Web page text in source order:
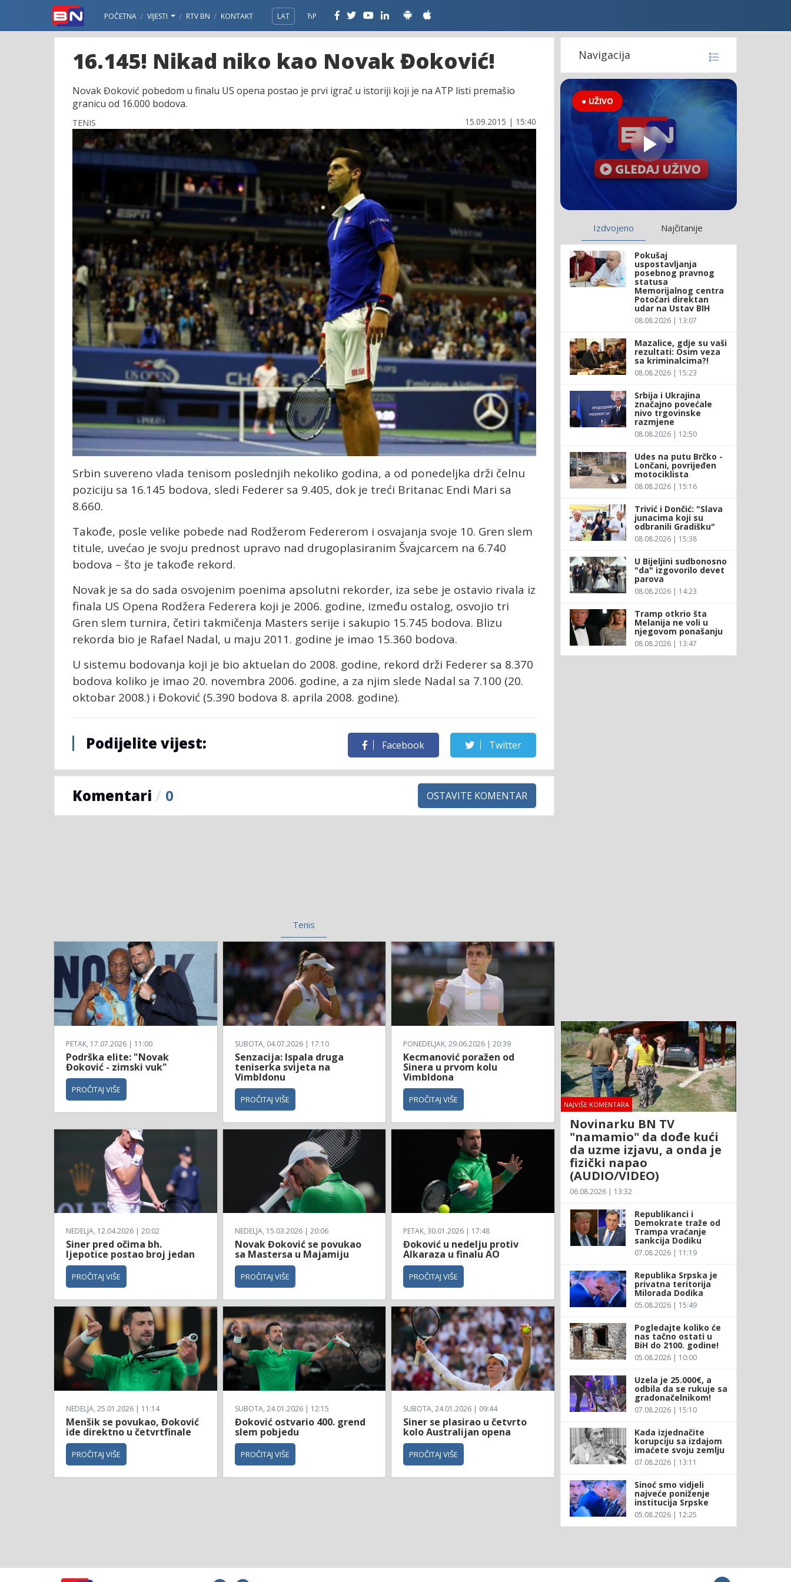
POČETNA VIJESTI RTV BN KONTAKT LAT ЋР
16.145! Nikad niko kao Novak Đoković!
Novak Đoković pobedom u finalu US opena postao je prvi igrač u istoriji koji je na ATP listi premašio
granicu od 16.000 bodova.
TENIS 15.09.2015 | 15:40
Srbin suvereno vlada tenisom poslednjih nekoliko godina, a od ponedeljka drži čelnu
poziciju sa 16.145 bodova, sledi Federer sa 9.405, dok je treći Britanac Endi Mari sa
8.660.
Takođe, posle velike pobede nad Rodžerom Federerom i osvajanja svoje 10. Gren slem
titule, uvećao je svoju prednost upravo nad drugoplasiranim Švajcarcem na 6.740
bodova – što je takođe rekord.
Novak je sa do sada osvojenim poenima apsolutni rekorder, iza sebe je ostavio rivala iz
finala US Opena Rodžera Federera koji je 2006. godine, između ostalog, osvojio tri
Gren slem turnira, četiri takmičenja Masters serije i sakupio 15.745 bodova. Blizu
rekorda bio je Rafael Nadal, u maju 2011. godine je imao 15.360 bodova.
U sistemu bodovanja koji je bio aktuelan do 2008. godine, rekord drži Federer sa 8.370
bodova koliko je imao 20. novembra 2006. godine, a za njim slede Nadal sa 7.100 (20.
oktobar 2008.) i Đoković (5.390 bodova 8. aprila 2008. godine).
Podijelite vijest: Facebook Twitter
Komentari / 0 OSTAVITE KOMENTAR
Tenis
PETAK, 17.07.2026 | 11:00
Podrška elite: "Novak
Đoković - zimski vuk"
PROČITAJ VIŠE
SUBOTA, 04.07.2026 | 17:10
Senzacija: Ispala druga
teniserka svijeta na
Vimbldonu
PROČITAJ VIŠE
PONEDELJAK, 29.06.2026 | 20:39
Kecmanović poražen od
Sinera u prvom kolu
Vimbldona
PROČITAJ VIŠE
NEDELJA, 12.04.2026 | 20:02
Siner pred očima bh.
ljepotice postao broj jedan
PROČITAJ VIŠE
NEDELJA, 15.03.2026 | 20:06
Novak Đoković se povukao
sa Mastersa u Majamiju
PROČITAJ VIŠE
PETAK, 30.01.2026 | 17:48
Đoković u nedelju protiv
Alkaraza u finalu AO
PROČITAJ VIŠE
NEDELJA, 25.01.2026 | 11:14
Menšik se povukao, Đoković
ide direktno u četvrtfinale
PROČITAJ VIŠE
SUBOTA, 24.01.2026 | 12:15
Đoković ostvario 400. grend
slem pobjedu
PROČITAJ VIŠE
SUBOTA, 24.01.2026 | 09:44
Siner se plasirao u četvrto
kolo Australijan opena
PROČITAJ VIŠE
Navigacija
● UŽIVO
Izdvojeno Najčitanije
Pokušaj
uspostavljanja
posebnog pravnog
statusa
Memorijalnog centra
Potočari direktan
udar na Ustav BIH
08.08.2026 | 13:07
Mazalice, gdje su vaši
rezultati: Osim veza
sa kriminalcima?!
08.08.2026 | 15:23
Srbija i Ukrajina
značajno povećale
nivo trgovinske
razmjene
08.08.2026 | 12:50
Udes na putu Brčko -
Lončani, povrijeđen
motociklista
08.08.2026 | 15:16
Trivić i Dončić: "Slava
junacima koji su
odbranili Gradišku"
08.08.2026 | 15:38
U Bijeljini sudbonosno
"da" izgovorilo devet
parova
08.08.2026 | 14:23
Tramp otkrio šta
Melanija ne voli u
njegovom ponašanju
08.08.2026 | 13:47
NAJVIŠE KOMENTARA
Novinarku BN TV
"namamio" da dođe kući
da uzme izjavu, a onda je
fizički napao
(AUDIO/VIDEO)
06.08.2026 | 13:32
Republikanci i
Demokrate traže od
Trampa vraćanje
sankcija Dodiku
07.08.2026 | 11:19
Republika Srpska je
privatna teritorija
Milorada Dodika
05.08.2026 | 15:49
Pogledajte koliko će
nas tačno ostati u
BiH do 2100. godine!
05.08.2026 | 10:00
Uzela je 25.000€, a
odbila da se rukuje sa
gradonačelnikom!
07.08.2026 | 15:10
Kada izjednačite
korupciju sa izdajom
imaćete svoju zemlju
07.08.2026 | 13:11
Sinoć smo vidjeli
najveće poniženje
institucija Srpske
05.08.2026 | 12:25